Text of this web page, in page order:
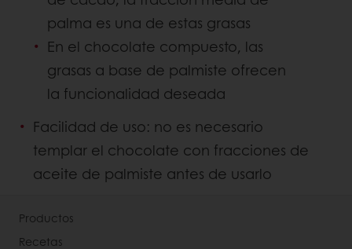
palma es una de estas grasas
En el chocolate compuesto, las
grasas a base de palmiste ofrecen
la funcionalidad deseada
Facilidad de uso: no es necesario
templar el chocolate con fracciones de
aceite de palmiste antes de usarlo
Productos
Recetas